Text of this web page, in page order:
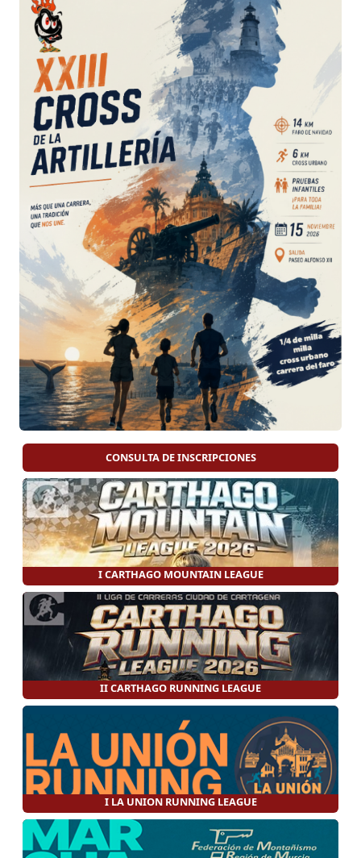
de las grandes citas del atletismo popular!
CONSULTA DE INSCRIPCIONES
I CARTHAGO MOUNTAIN LEAGUE
II CARTHAGO RUNNING LEAGUE
I LA UNION RUNNING LEAGUE